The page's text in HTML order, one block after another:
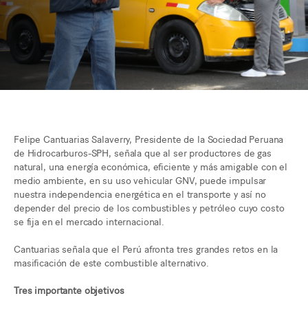
Felipe Cantuarias Salaverry, Presidente de la Sociedad Peruana
de Hidrocarburos-SPH, señala que al ser productores de gas
natural, una energía económica, eficiente y más amigable con el
medio ambiente, en su uso vehicular GNV, puede impulsar
nuestra independencia energética en el transporte y así no
depender del precio de los combustibles y petróleo cuyo costo
se fija en el mercado internacional.
Cantuarias señala que el Perú afronta tres grandes retos en la
masificación de este combustible alternativo.
Tres importante objetivos